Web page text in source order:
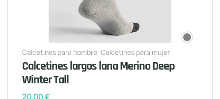
Calcetines para hombre, Calcetines para mujer
Calcetines largos lana Merino Deep
Winter Tall
20,00€